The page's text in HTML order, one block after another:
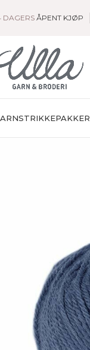
DAGERS ÅPENT KJØP
STRIKKEPAKKER